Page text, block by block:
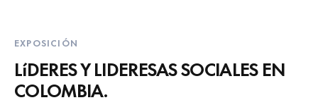
EXPOSICIÓN
LíDERES Y LIDERESAS SOCIALES EN
COLOMBIA.